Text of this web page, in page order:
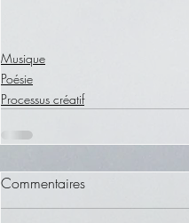
Musique
Poésie
Processus créatif
Commentaires